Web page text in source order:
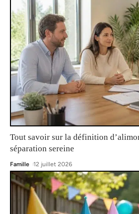
Tout savoir sur la définition
séparation sereine
Famille 12 juillet 2026